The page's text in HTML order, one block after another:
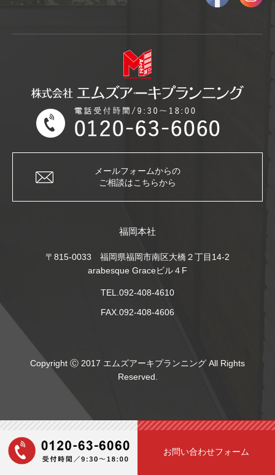
お問い合わせフォーム
メールフォームからの
ご相談はこちらから
福岡本社
〒815-0033 福岡県福岡市南区大橋２丁目14-2
arabesque Graceビル４F
TEL.092-408-4610
FAX.092-408-4606
Copyright Ⓒ 2017 エムズアーキプランニング All Rights
Reserved.